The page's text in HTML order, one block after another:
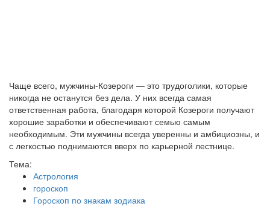
Чаще всего, мужчины-Козероги — это трудоголики, которые
никогда не останутся без дела. У них всегда самая
ответственная работа, благодаря которой Козероги получают
хорошие заработки и обеспечивают семью самым
необходимым. Эти мужчины всегда уверенны и амбициозны, и
с легкостью поднимаются вверх по карьерной лестнице.
Тема:
Астрология
гороскоп
Гороскоп по знакам зодиака